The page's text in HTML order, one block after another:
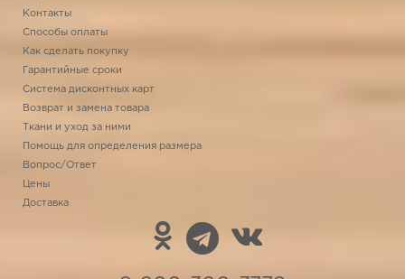
Контакты
Способы оплаты
Как сделать покупку
Гарантийные сроки
Система дисконтных карт
Возврат и замена товара
Ткани и уход за ними
Помощь для определения размера
Вопрос/Ответ
Цены
Доставка